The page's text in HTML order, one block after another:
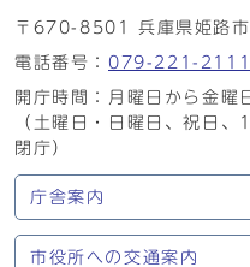
〒670-8501 兵庫県姫路市
電話番号： 079-221-2111
開庁時間：月曜日から金曜
（土曜日・日曜日、祝日
閉庁）
庁舎案内
市役所への交通案内